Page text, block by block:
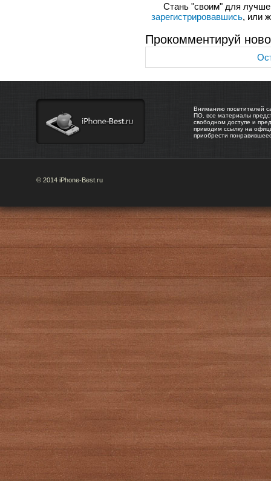
Стань "своим" для
зарегистрировавшись, или
Прокомментируй
Вниманию посетителей
ПО, все материалы
свободном доступе и
приводим ссылку на
приобрести
© 2014 iPhone-Best.ru